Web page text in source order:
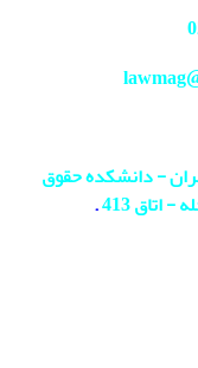
- دانشکده حقوق
.